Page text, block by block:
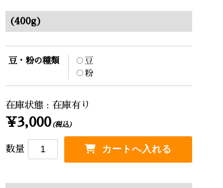
(400g)
豆・粉の種類
豆
粉
在庫状態 : 在庫有り
¥3,000 (税込)
数量